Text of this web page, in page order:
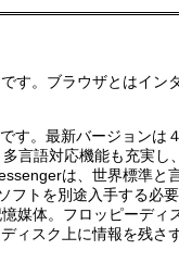
す。ブラウザとはイ
。最新バージョンは
言語対応機能も充実
は、世界標準と
トを別途入手する必
媒体。フロッピーデ
スク上に情報を残さ